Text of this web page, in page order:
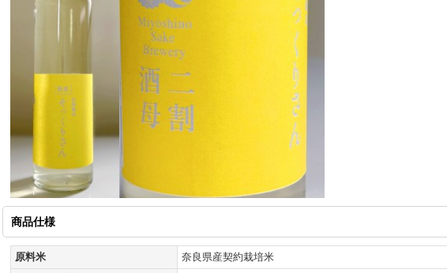
商品仕様
原料米
奈良県産契約栽培米